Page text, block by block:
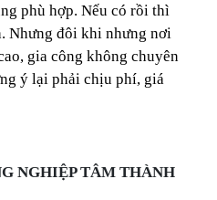
phù hợp. Nếu có rồi thì
Nhưng đôi khi nhưng nơi
gia công không chuyên
ý lại phải chịu phí, giá
NGHIỆP TÂM THÀNH